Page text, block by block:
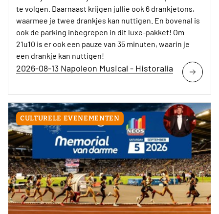
te volgen. Daarnaast krijgen jullie ook 6 drankjetons,
waarmee je twee drankjes kan nuttigen. En bovenal is
ook de parking inbegrepen in dit luxe-pakket! Om
21u10 is er ook een pauze van 35 minuten, waarin je
een drankje kan nuttigen!
2026-08-13 Napoleon Musical - Historalia
CULTURELE EVENEMENTEN